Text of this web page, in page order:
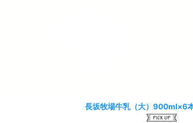
長坂牧場牛乳（大）900ml×6